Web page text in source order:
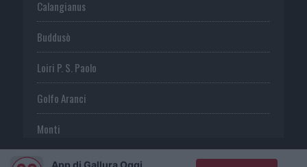
Calangianus
Buddusò
Loiri P. S. Paolo
Golfo Aranci
Monti
TeltiApp di Gallura Oggi